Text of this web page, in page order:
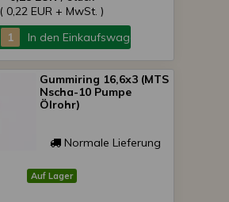
( 0,22 EUR + MwSt. )
In den Einkaufswagen
Gummiring 16,6x3 (MTS
Nscha-10 Pumpe
Ölrohr)
Normale Lieferung
Auf Lager